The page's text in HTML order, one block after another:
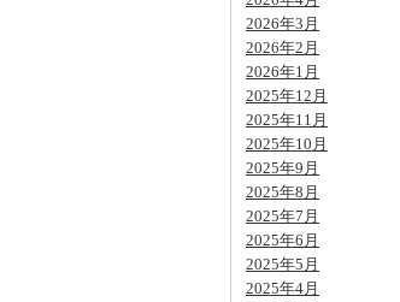
2026年3月
2026年2月
2026年1月
2025年12月
2025年11月
2025年10月
2025年9月
2025年8月
2025年7月
2025年6月
2025年5月
2025年4月